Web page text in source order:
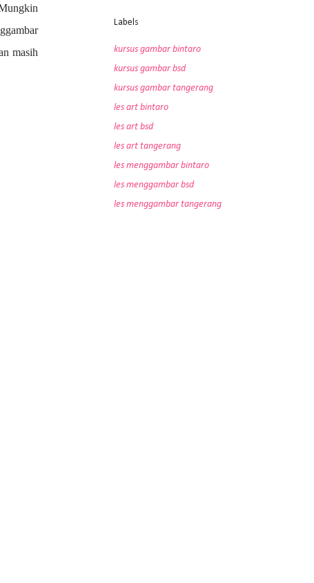
masih
Labels
kursus gambar bintaro
kursus gambar bsd
kursus gambar tangerang
les art bintaro
les art bsd
les art tangerang
les menggambar bintaro
les menggambar bsd
les menggambar tangerang